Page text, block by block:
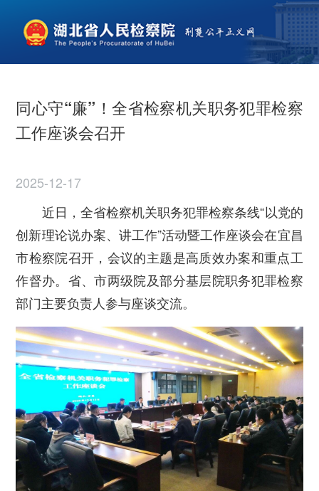
同心守“廉”！全省检察机关职务犯罪检察
工作座谈会召开
2025-12-17
近日，全省检察机关职务犯罪检察条线“以党的
创新理论说办案、讲工作”活动暨工作座谈会在宜昌
市检察院召开，会议的主题是高质效办案和重点工
作督办。省、市两级院及部分基层院职务犯罪检察
部门主要负责人参与座谈交流。